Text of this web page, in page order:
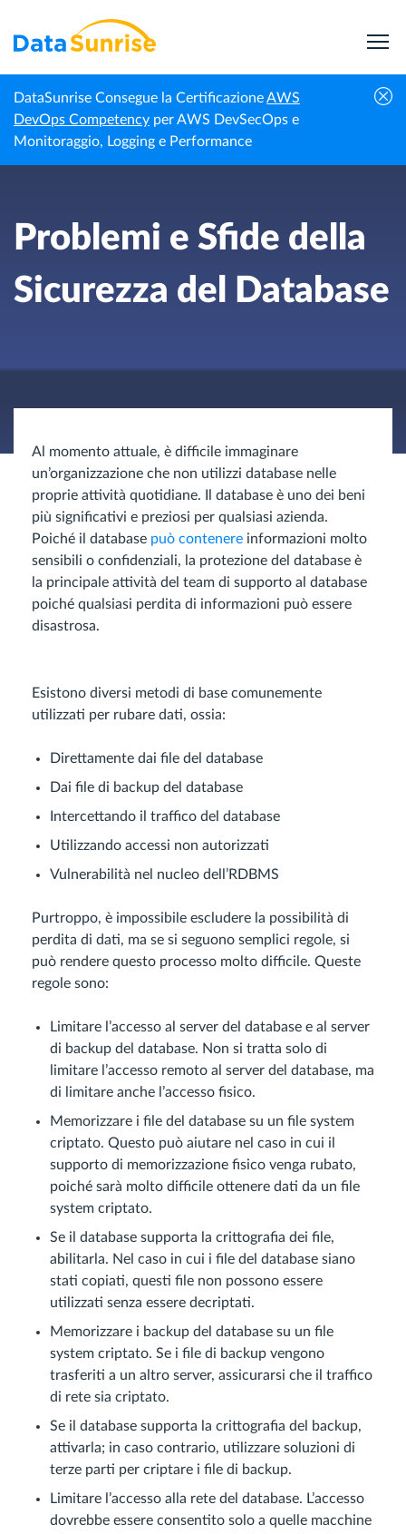
DataSunrise Consegue la CertificazioneAWS
DevOps Competency per AWS DevSecOps e
Monitoraggio, Logging e Performance
Homepage
Minacce Potenziali al
Database
Problemi e Sfide della Sicurezza
Problemi e Sfide della
Sicurezza del Database
Al momento attuale, è difficile immaginare
un’organizzazione che non utilizzi database nelle
proprie attività quotidiane. Il database è uno dei beni
più significativi e preziosi per qualsiasi azienda.
Poiché il database può contenere informazioni molto
sensibili o confidenziali, la protezione del database è
la principale attività del team di supporto al database
poiché qualsiasi perdita di informazioni può essere
disastrosa.
Esistono diversi metodi di base comunemente
utilizzati per rubare dati, ossia:
Direttamente dai file del database
Dai file di backup del database
Intercettando il traffico del database
Utilizzando accessi non autorizzati
Vulnerabilità nel nucleo dell’RDBMS
Purtroppo, è impossibile escludere la possibilità di
perdita di dati, ma se si seguono semplici regole, si
può rendere questo processo molto difficile. Queste
regole sono:
Limitare l’accesso al server del database e al server
di backup del database. Non si tratta solo di
limitare l’accesso remoto al server del database, ma
di limitare anche l’accesso fisico.
Memorizzare i file del database su un file system
criptato. Questo può aiutare nel caso in cui il
supporto di memorizzazione fisico venga rubato,
poiché sarà molto difficile ottenere dati da un file
system criptato.
Se il database supporta la crittografia dei file,
abilitarla. Nel caso in cui i file del database siano
stati copiati, questi file non possono essere
utilizzati senza essere decriptati.
Memorizzare i backup del database su un file
system criptato. Se i file di backup vengono
trasferiti a un altro server, assicurarsi che il traffico
di rete sia criptato.
Se il database supporta la crittografia del backup,
attivarla; in caso contrario, utilizzare soluzioni di
terze parti per criptare i file di backup.
Limitare l’accesso alla rete del database. L’accesso
dovrebbe essere consentito solo a quelle macchine